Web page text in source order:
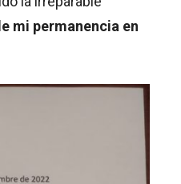
mi permanencia en